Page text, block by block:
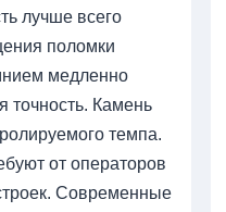
лучше всего
поломки
медленно
точность. Камень
темпа.
от операторов
Современные